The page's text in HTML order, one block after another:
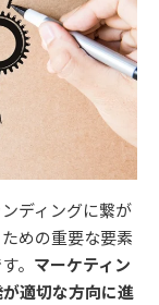
ディングに繋が
めの重要な要素
。 マーケティン
適切な方向に進